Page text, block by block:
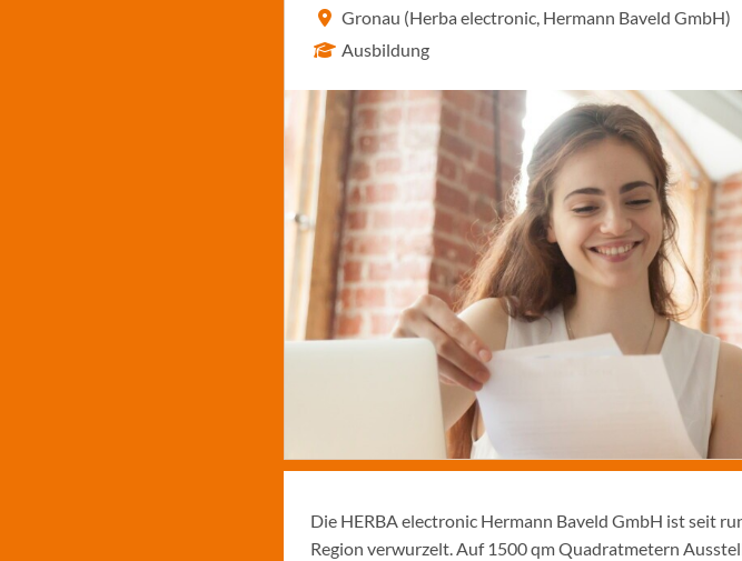
Gronau (Herba electronic, Hermann Baveld GmbH)
Ausbildung
Die HERBA electronic Hermann Baveld GmbH ist seit
Region verwurzelt. Auf 1500 qm Quadratmetern